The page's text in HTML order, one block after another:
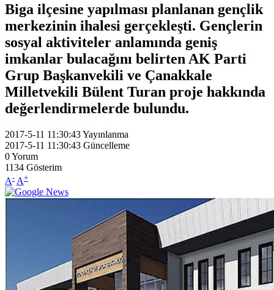
Biga ilçesine yapılması planlanan gençlik
merkezinin ihalesi gerçekleşti. Gençlerin
sosyal aktiviteler anlamında geniş
imkanlar bulacağını belirten AK Parti
Grup Başkanvekili ve Çanakkale
Milletvekili Bülent Turan proje hakkında
değerlendirmelerde bulundu.
2017-5-11 11:30:43Yayınlanma
2017-5-11 11:30:43 Güncelleme
0Yorum
1134 Gösterim
A- A+